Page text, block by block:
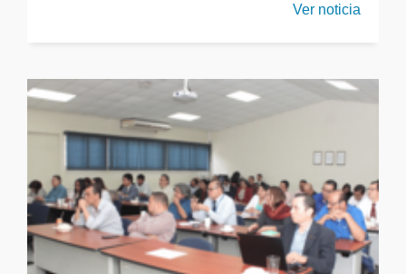
Ver noticia